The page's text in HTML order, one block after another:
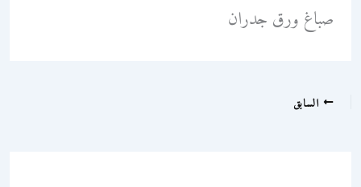
صباغ ورق جدران
السابق